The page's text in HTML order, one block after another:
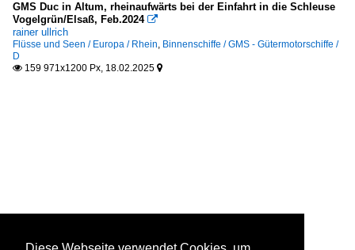
GMS Duc in Altum, rheinaufwärts bei der Einfahrt in die Schleuse
Vogelgrün/Elsaß, Feb.2024 
rainer ullrich
Flüsse und Seen / Europa / Rhein, Binnenschiffe / GMS - Gütermotorschiffe /
D
 159 971x1200 Px, 18.02.2025 